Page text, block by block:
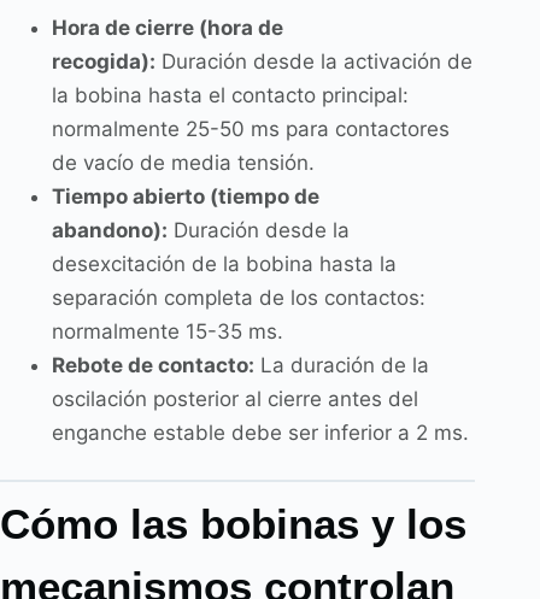
Hora de cierre (hora de
recogida): Duración desde la activación de
la bobina hasta el contacto principal:
normalmente 25-50 ms para contactores
de vacío de media tensión.
Tiempo abierto (tiempo de
abandono): Duración desde la
desexcitación de la bobina hasta la
separación completa de los contactos:
normalmente 15-35 ms.
Rebote de contacto: La duración de la
oscilación posterior al cierre antes del
enganche estable debe ser inferior a 2 ms.
Cómo las bobinas y los
mecanismos controlan